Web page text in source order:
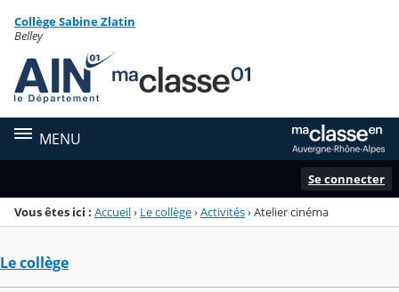
Menu de la rubrique
Contenu
Collège Sabine Zlatin
Belley
MENU
Se connecter
Vous êtes ici : Accueil› Le collège›Activités›Atelier cinéma
Le collège